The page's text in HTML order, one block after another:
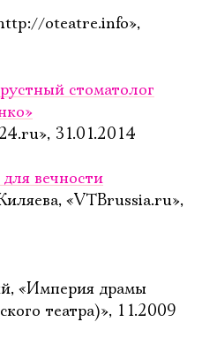
oteatre.info»,
стоматолог
31.01.2014
вечности
«VTBrussia.ru»,
«Империя драмы
театра)», 11.2009